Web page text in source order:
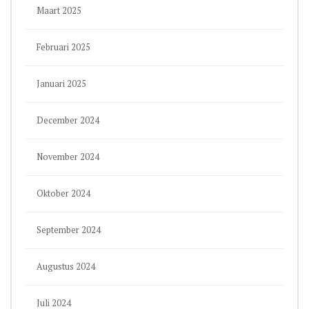
Maart 2025
Februari 2025
Januari 2025
December 2024
November 2024
Oktober 2024
September 2024
Augustus 2024
Juli 2024